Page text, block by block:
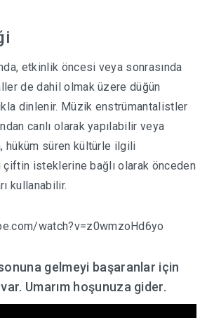
etkinlik öncesi veya sonrasında
de dahil olmak üzere düğün
dinlenir. Müzik enstrümantalistler
canlı olarak yapılabilir veya
hüküm süren kültürle ilgili
isteklerine bağlı olarak önceden
kullanabilir.
watch?v=z0wmzoHd6yo
gelmeyi başaranlar için
Umarım hoşunuza gider.